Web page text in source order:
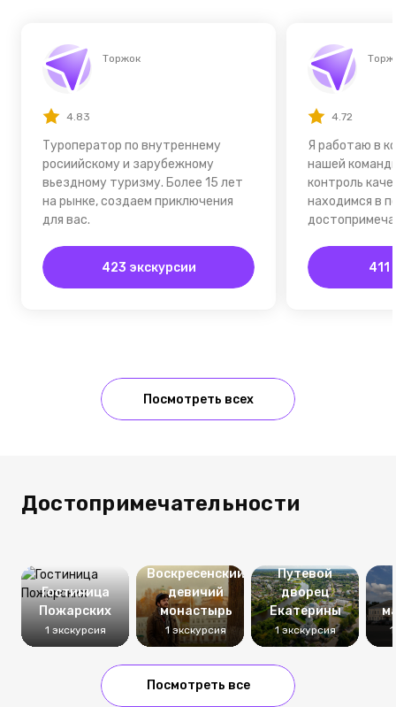
Торжок
4.83
Туроператор по внутреннему
росиийскому и зарубежному
вьездному туризму. Более 15 лет
на рынке, создаем приключения
для вас.
423 экскурсии
4.72
Я работаю в
нашей
контроль
находимся в
411
Посмотреть всех
Достопримечательности
Гостиница
Пожарских
1 экскурсия
Воскресенский
девичий
монастырь
1 экскурсия
Путевой
дворец
Екатерины
1 экскурсия
Посмотреть все